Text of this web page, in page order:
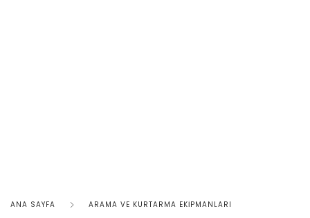
ANA SAYFA ARAMA VE KURTARMA EKİPMANLARI